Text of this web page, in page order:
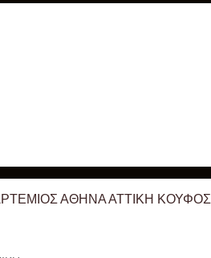
ΑΘΗΝΑ ΑΤΤΙΚΗ ΚΟΥΦΟΣ